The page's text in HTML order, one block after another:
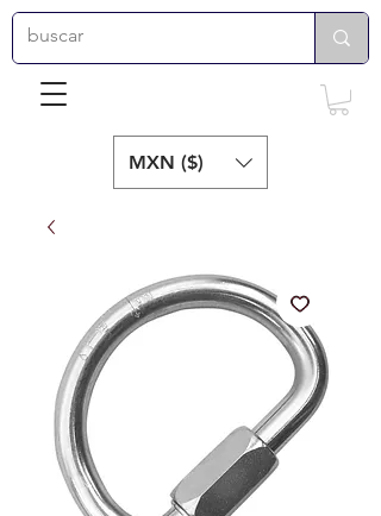
MXN ($)